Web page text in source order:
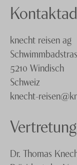
knecht reisen ag
5210 Windisch
Schweiz
knecht-
Dr. Thomas